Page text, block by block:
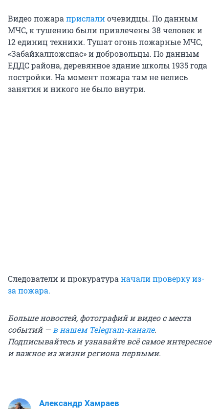
Видео пожара прислалиочевидцы. По данным
МЧС, к тушению были привлечены 38 человек и
12 единиц техники. Тушат огонь пожарные МЧС,
«Забайкалпожспас» и добровольцы. По данным
ЕДДС района, деревянное здание школы 1935 года
постройки. На момент пожара там не велись
занятия и никого не было внутри.
Следователи и прокуратура начали проверку из-
за пожара.
Больше новостей, фотографий и видео с места
событий — в нашем Telegram-канале.
Подписывайтесь и узнавайте всё самое интересное
и важное из жизни региона первыми.
Александр Хамраев